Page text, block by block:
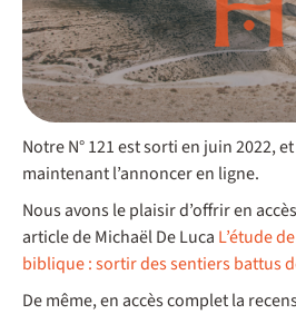
Notre N° 121 est sorti en juin 2022,
maintenant l’annoncer en ligne.
Nous avons le plaisir d’offrir en
article de Michaël De Luca L’étude
biblique : sortir des sentiers battus
De même, en accès complet la